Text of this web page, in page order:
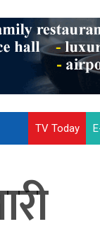
TV Today